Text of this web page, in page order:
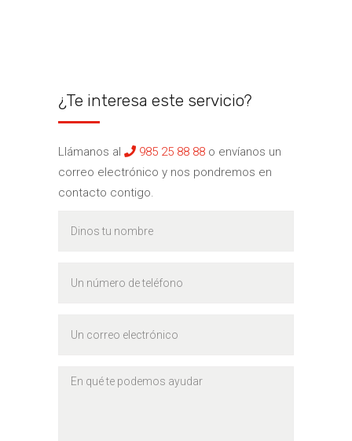
¿Te interesa este servicio?
Llámanos al 985 25 88 88 o envíanos un
correo electrónico y nos pondremos en
contacto contigo.